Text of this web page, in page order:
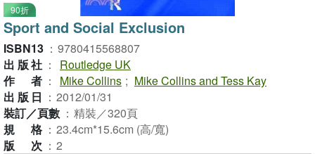
90折
Sport and Social Exclusion
ISBN13 ： 9780415568807
出版社 ：
Routledge UK
作者 ： Mike Collins ; Mike Collins and Tess Kay
出版日 ： 2012/01/31
裝訂／頁數 ： 精裝／320頁
規格 ： 23.4cm*15.6cm (高/寬)
版次 ： 2